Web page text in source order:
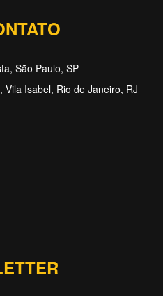
São Paulo, SP
Isabel, Rio de Janeiro, RJ